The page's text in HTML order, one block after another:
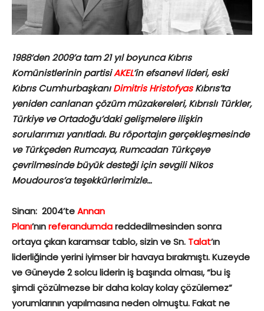
1988’den 2009’a tam 21 yıl boyunca Kıbrıs
Komünistlerinin partisiAKEL’in efsanevi lideri, eski
Kıbrıs CumhurbaşkanıDimitris HristofyasKıbrıs’ta
yeniden canlanan çözüm müzakereleri, Kıbrıslı Türkler,
Türkiye ve Ortadoğu’daki gelişmelere ilişkin
sorularımızı yanıtladı. Bu röportajın gerçekleşmesinde
ve Türkçeden Rumcaya, Rumcadan Türkçeye
çevrilmesinde büyük desteği için sevgili Nikos
Moudouros’a teşekkürlerimizle…
Sinan: 2004’teAnnan
Planı’nınreferandumdareddedilmesinden sonra
ortaya çıkan karamsar tablo, sizin ve Sn. Talat’ın
liderliğinde yerini iyimser bir havaya bırakmıştı. Kuzeyde
ve Güneyde 2 solcu liderin iş başında olması, “bu iş
şimdi çözülmezse bir daha kolay kolay çözülemez”
yorumlarının yapılmasına neden olmuştu. Fakat ne